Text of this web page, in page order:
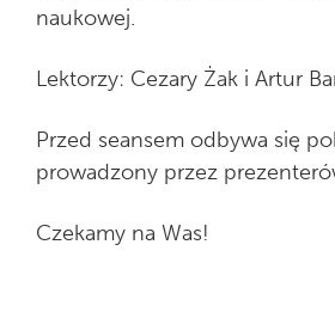
naukowej.
Lektorzy: Cezary Żak i Artur
Przed seansem odbywa się
prowadzony przez
Czekamy na Was!